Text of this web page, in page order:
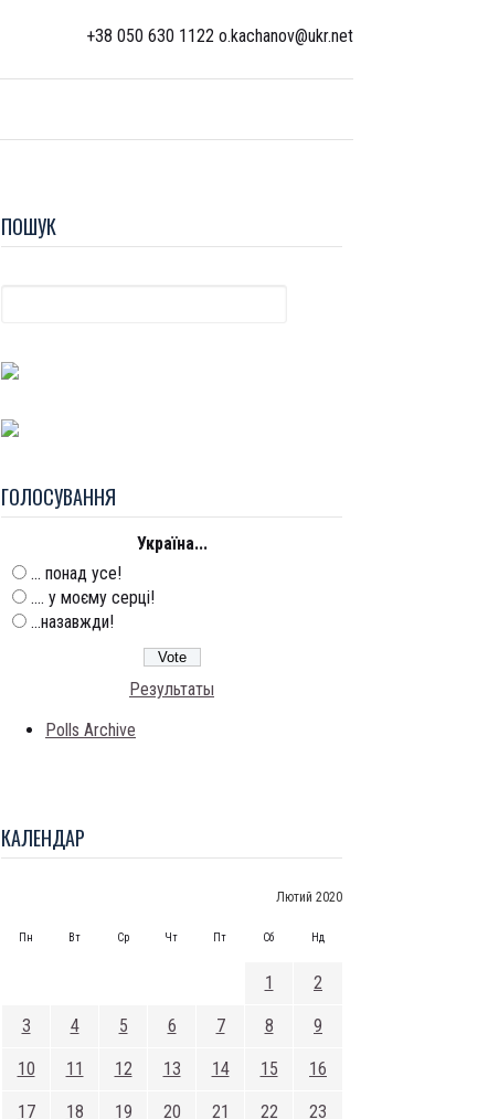
+38 050 630 1122 o.kachanov@ukr.net
ПОШУК
ГОЛОСУВАННЯ
Україна...
... понад усе!
.... у моєму серці!
...назавжди!
Результаты
Polls Archive
КАЛЕНДАР
Лютий 2020
Пн Вт Ср Чт Пт Сб Нд
1 2
3 4 5 6 7 8 9
10 11 12 13 14 15 16
17 18 19 20 21 22 23